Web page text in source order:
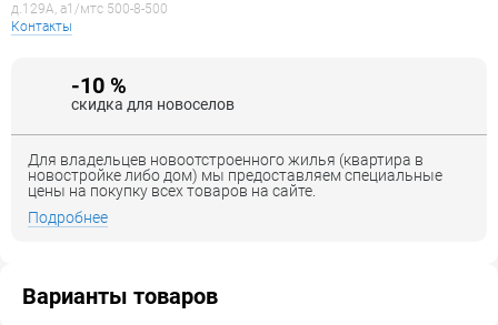
д.129А, a1/мтс 500-8-500
Контакты
-10 %
скидка для новоселов
Для владельцев новоотстроенного жилья (квартира в
новостройке либо дом) мы предоставляем специальные
цены на покупку всех товаров на сайте.
Подробнее
Варианты товаров